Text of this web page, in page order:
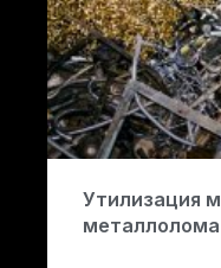
Утилизация
металлолома